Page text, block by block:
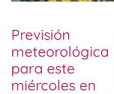
Previsión
meteorológica
para este
miércoles en